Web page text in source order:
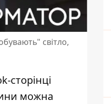
світло,
сторінці
можна